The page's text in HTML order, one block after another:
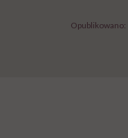
Opublikowano: